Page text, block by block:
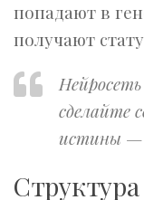
попадают в
получают
сделайте
истины —